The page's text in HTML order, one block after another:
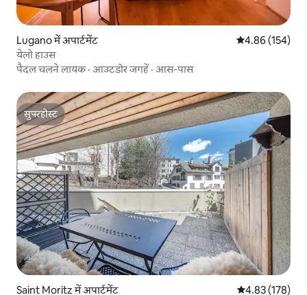
Lugano में अपार्टमेंट औसत रेटिंग 5 में से
4.86 (154)
येलो हाउस
पैदल चलने लायक· आउटडोर जगहें · आस-पास
सुपरहोस्ट
सुपरहोस्ट
Saint Moritz में अपार्टमेंट औसत रेटिंग 5 में से
4.83 (178)